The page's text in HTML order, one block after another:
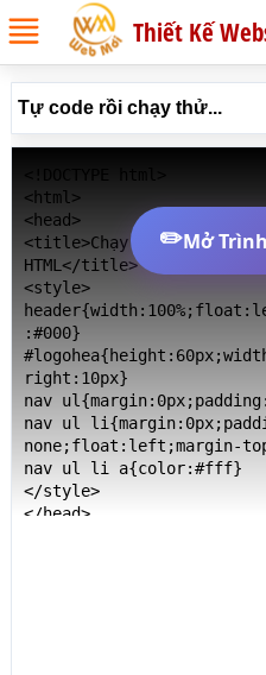
Thiết Kế
Tự code rồi chạy thử...
<html>
<head>
<title>Chạy thử Ví dụ
HTML</title>
<style>
:#000}
right:10px}
nav
nav ul
none;float:left;margin-
nav ul li a{color:#fff}
</style>
</head>
✏️Mở